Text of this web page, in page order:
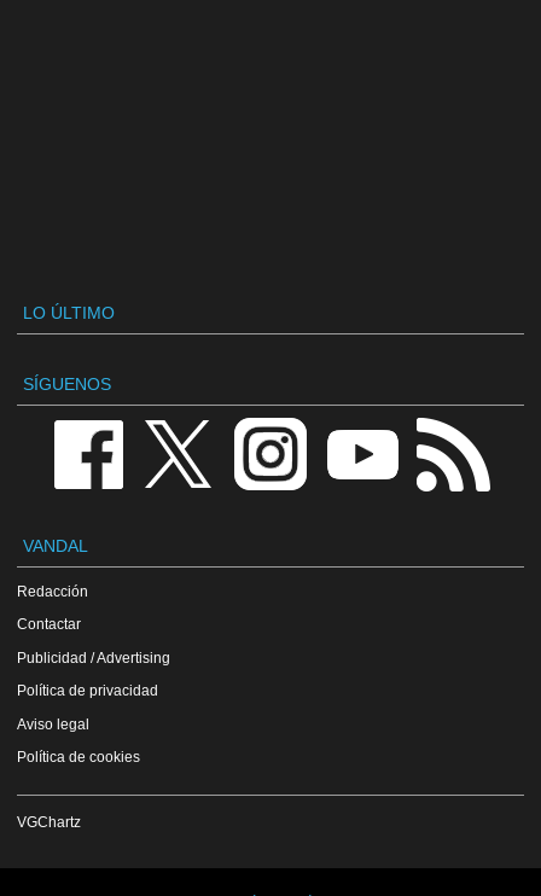
LO ÚLTIMO
SÍGUENOS
VANDAL
Redacción
Contactar
Publicidad / Advertising
Política de privacidad
Aviso legal
Política de cookies
VGChartz